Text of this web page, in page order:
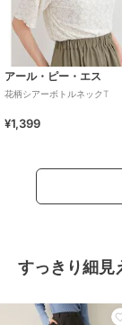
アール・ピー・エス
花柄シアーボトルネックT
¥1,399
すっきり細見